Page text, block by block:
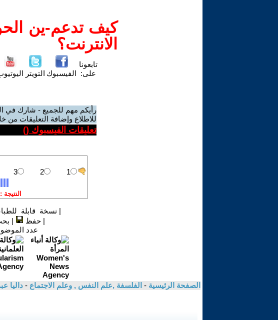
كيف تدعم-ين
الانترنت؟
تابعونا
على: الفيسبوك التويتر
رأيكم مهم للجميع - شارك في
للاطلاع وإضافة التعليقات من
تعليقات الفيسبوك ()
| نسخة قابلة
|حفظ |
عدد
الصفحة الرئيسية - الفلسفة ,علم النفس , وعلم الاجتماع - داليا